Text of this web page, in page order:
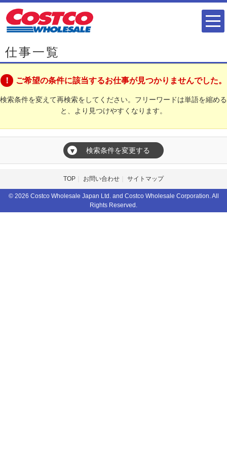
仕事一覧
ご希望の条件に該当するお仕事が見つかりませんでした。
検索条件を変えて再検索をしてください。フリーワードは単語を縮める
と、より見つけやすくなります。
▼ 検索条件を変更する
TOP お問い合わせ サイトマップ
© 2026 Costco Wholesale Japan Ltd. and Costco Wholesale Corporation. All
Rights Reserved.